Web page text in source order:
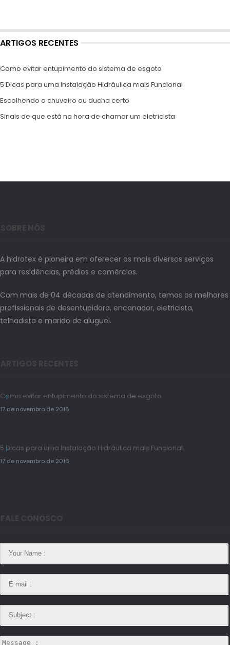
ARTIGOS RECENTES
Como evitar entupimento do sistema de esgoto
5 Dicas para uma Instalação Hidráulica mais Funcional
Escolhendo o chuveiro ou ducha certo
Sinais de que está na hora de chamar um eletricista
A hidrotex é pioneira em oferecer os mais diversos serviços
para residências, prédios e comércios.
Com mais de 04 décadas de atendimento, temos os melhores
profissionais de desentupidora, encanador, eletricista,
telhadista e marido de aluguel.
Como evitar entupimento do sistema de esgoto
17 de novembro de 2016
5 Dicas para uma Instalação Hidráulica mais Funcional
17 de novembro de 2016